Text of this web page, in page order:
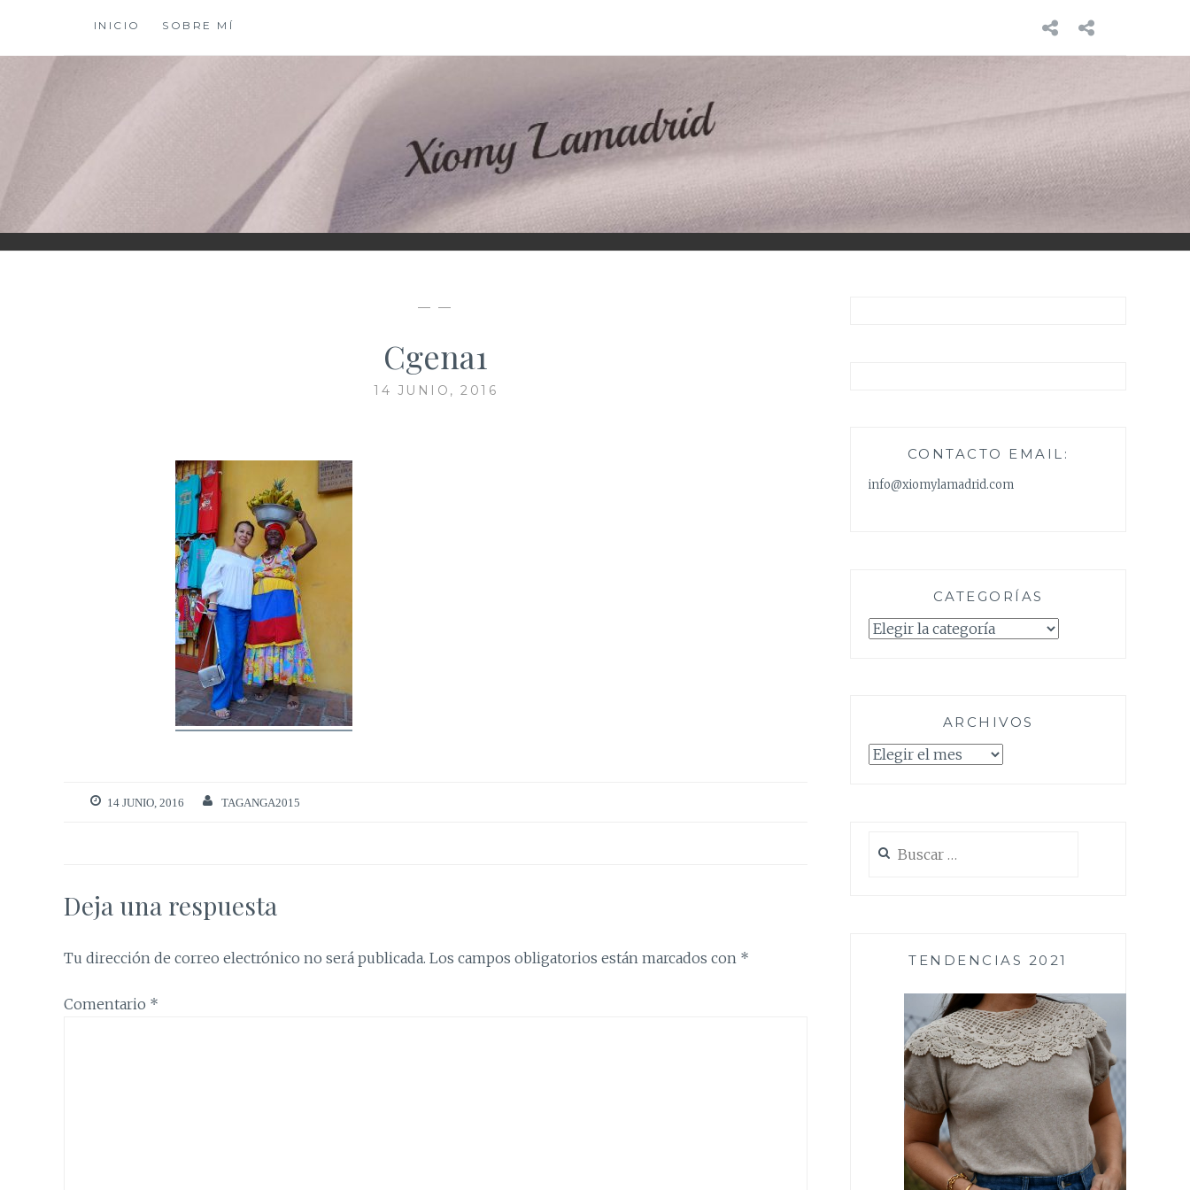
contenido
INICIO SOBRE MÍ INICIO
XIOMY LAMADRID
— —
Cgena1
14 JUNIO, 2016
14 JUNIO, 2016 TAGANGA2015
Deja una respuesta
Tu dirección de correo electrónico no será publicada. Los campos obligatorios están marcados con *
Comentario *
CONTACTO EMAIL:
info@xiomylamadrid.com
CATEGORÍAS
Categorías
ARCHIVOS
Archivos
TENDENCIAS 2021